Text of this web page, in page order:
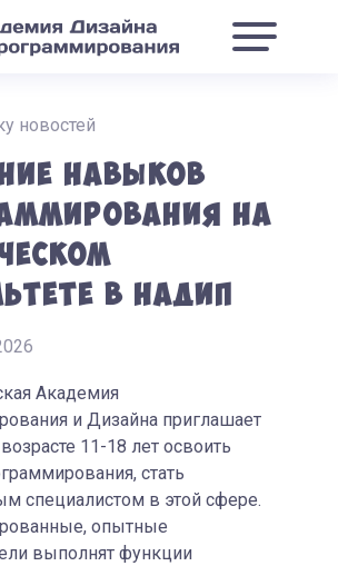
новостей
навыков
на
в НАДиП
Академия
и Дизайна приглашает
11-18 лет освоить
стать
специалистом в этой сфере.
опытные
выполнят функции